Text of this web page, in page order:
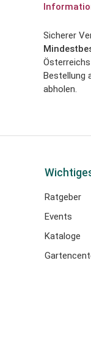
Sicherer
Bestellung
abholen.
Ratgeber
Events
Kataloge